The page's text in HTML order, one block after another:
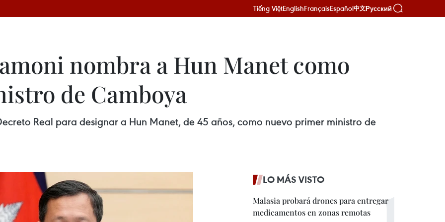
Tiếng ViệtEnglishFrançaisEspañol中文Русский
nombra a Hun Manet como
de Camboya
Real para designar a Hun Manet, de 45 años, como nuevo primer ministro de
LO MÁS VISTO
Malasia probará drones para entregar
medicamentos en zonas remotas